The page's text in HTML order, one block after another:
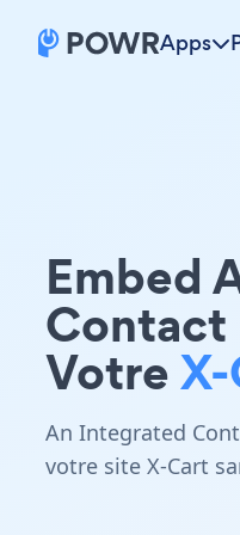
Apps
Embed
Contact
Votre
An Integrated
votre site X-Cart